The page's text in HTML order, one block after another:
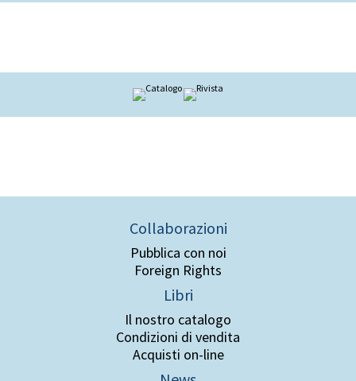
Collaborazioni
Pubblica con noi
Foreign Rights
Libri
Il nostro catalogo
Condizioni di vendita
Acquisti on-line